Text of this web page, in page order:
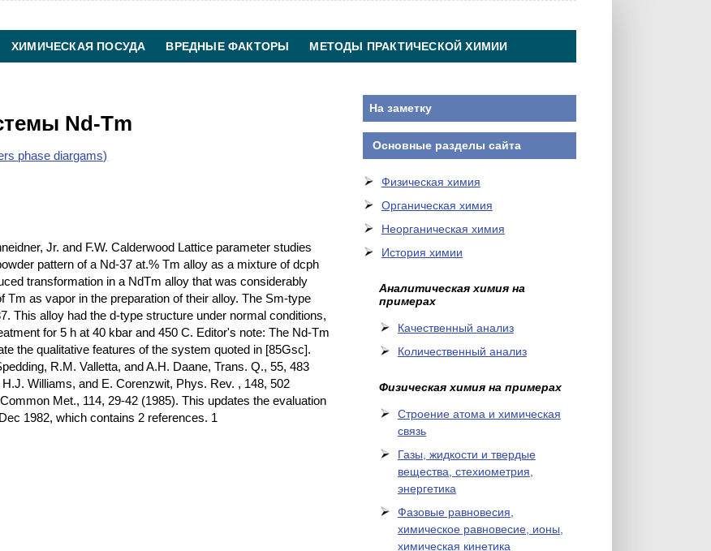
ХИМИЧЕСКАЯ ПОСУДА ВРЕДНЫЕ ФАКТОРЫ МЕТОДЫ ПРАКТИЧЕСКОЙ ХИМИИ
Nd-Tm
phase diargams)
Jr. and F.W. Calderwood Lattice parameter studies
pattern of a Nd-37 at.% Tm alloy as a mixture of dcph
transformation in a NdTm alloy that was considerably
as vapor in the preparation of their alloy. The Sm-type
This alloy had the d-type structure under normal conditions,
for 5 h at 40 kbar and 450 C. Editor's note: The Nd-Tm
the qualitative features of the system quoted in [85Gsc].
R.M. Valletta, and A.H. Daane, Trans. Q., 55, 483
Williams, and E. Corenzwit, Phys. Rev. , 148, 502
Met., 114, 29-42 (1985). This updates the evaluation
1982, which contains 2 references. 1
На заметку
Основные разделы сайта
Физическая химия
Органическая химия
Неорганическая химия
История химии
Аналитическая химия на
примерах
Качественный анализ
Количественный анализ
Физическая химия на примерах
Cтроение атома и химическая
связь
Газы, жидкости и твердые
вещества, стехиометрия,
энергетика
Фазовые равновесия,
химическое равновесие, ионы,
химическая кинетика